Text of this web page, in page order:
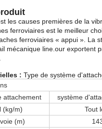
les causes premières de la
ferroviaires est le meilleur
ferroviaires « appui ». La
mécanique line.our exportent
: Type de système
attachement
système
(kg/m)
Tout
(m)